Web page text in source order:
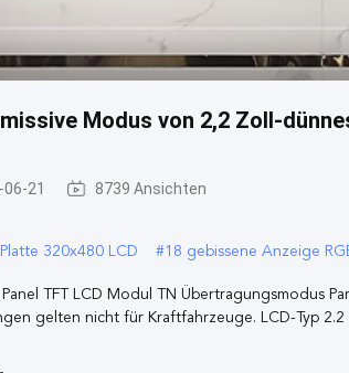
Modus von 2,2 Zoll-
21 8739 Ansichten
Platte 320x480 LCD #18 gebissene Anzeige
TFT LCD Modul TN Übertragungsmodus
gelten nicht für Kraftfahrzeuge. LCD-Typ 2.2